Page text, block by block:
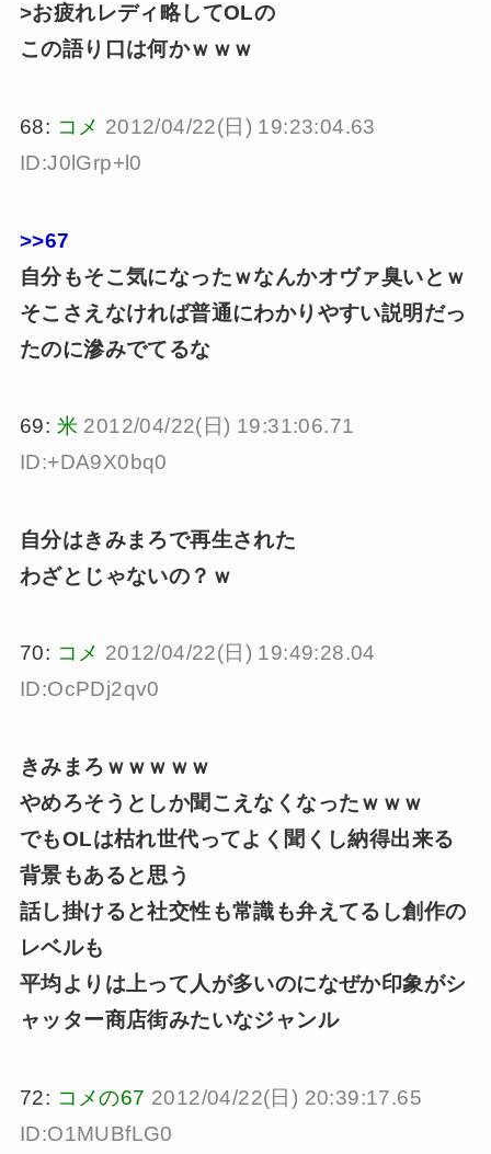
>お疲れレディ略してOLの
この語り口は何かｗｗｗ
68: コメ 2012/04/22(日) 19:23:04.63
ID:J0lGrp+l0
>>67
自分もそこ気になったｗなんかオヴァ臭いとｗ
そこさえなければ普通にわかりやすい説明だっ
たのに滲みでてるな
69: 米 2012/04/22(日) 19:31:06.71
ID:+DA9X0bq0
自分はきみまろで再生された
わざとじゃないの？ｗ
70: コメ 2012/04/22(日) 19:49:28.04
ID:OcPDj2qv0
きみまろｗｗｗｗｗ
やめろそうとしか聞こえなくなったｗｗｗ
でもOLは枯れ世代ってよく聞くし納得出来る
背景もあると思う
話し掛けると社交性も常識も弁えてるし創作の
レベルも
平均よりは上って人が多いのになぜか印象がシ
ャッター商店街みたいなジャンル
72: コメの67 2012/04/22(日) 20:39:17.65
ID:O1MUBfLG0